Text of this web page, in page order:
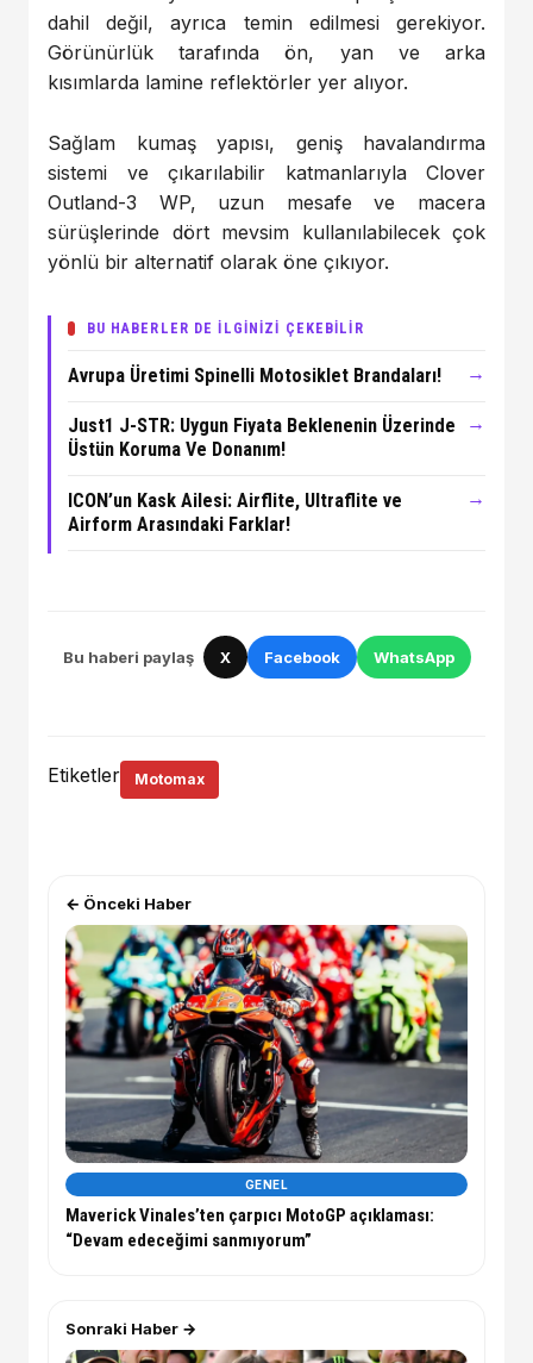
dahil değil, ayrıca temin edilmesi gerekiyor.
Görünürlük tarafında ön, yan ve arka
kısımlarda lamine reflektörler yer alıyor.
Sağlam kumaş yapısı, geniş havalandırma
sistemi ve çıkarılabilir katmanlarıyla Clover
Outland-3 WP, uzun mesafe ve macera
sürüşlerinde dört mevsim kullanılabilecek çok
yönlü bir alternatif olarak öne çıkıyor.
BU HABERLER DE İLGİNİZİ ÇEKEBİLİR
Avrupa Üretimi Spinelli Motosiklet Brandaları! →
Just1 J-STR: Uygun Fiyata Beklenenin Üzerinde
Üstün Koruma Ve Donanım!
→
ICON’un Kask Ailesi: Airflite, Ultraflite ve
Airform Arasındaki Farklar!
→
Bu haberi paylaş X Facebook WhatsApp
Etiketler Motomax
← Önceki Haber
GENEL
Maverick Vinales’ten çarpıcı MotoGP açıklaması:
“Devam edeceğimi sanmıyorum”
Sonraki Haber →